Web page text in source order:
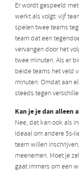
Er wordt gespeeld
werkt als volgt: vijf
spelen twee teams
team dat een
vervangen door het
twee minuten. Als er
beide teams het veld
minuten. Omdat aan
steeds tegen
Kan je je dan alleen
Nee, dat kan ook als
Ideaal om andere 5s-
team willen
meenemen. Moet je
gaat immers om een